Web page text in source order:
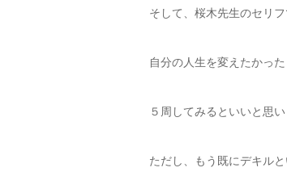
そして、桜木先生のセリフ
自分の人生を変えたかった
５周してみるといいと思い
ただし、もう既にデキル